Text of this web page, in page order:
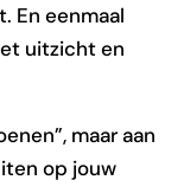
En eenmaal
uitzicht en
maar aan
op jouw